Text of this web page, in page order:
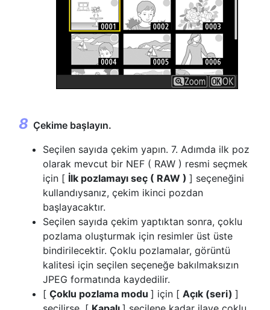
Çekime başlayın.
Seçilen sayıda çekim yapın. 7. Adımda ilk poz
olarak mevcut bir NEF ( RAW ) resmi seçmek
için [ İlk pozlamayı seç ( RAW ) ] seçeneğini
kullandıysanız, çekim ikinci pozdan
başlayacaktır.
Seçilen sayıda çekim yaptıktan sonra, çoklu
pozlama oluşturmak için resimler üst üste
bindirilecektir. Çoklu pozlamalar, görüntü
kalitesi için seçilen seçeneğe bakılmaksızın
JPEG formatında kaydedilir.
[ Çoklu pozlama modu ] için [ Açık (seri) ]